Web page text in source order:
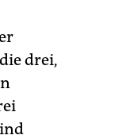
drei,